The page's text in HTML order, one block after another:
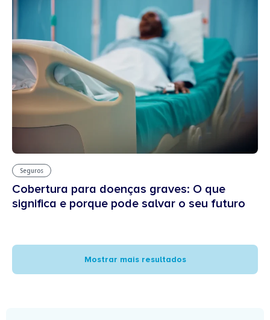
Seguros
Cobertura para doenças graves: O que
significa e porque pode salvar o seu futuro
Mostrar mais resultados